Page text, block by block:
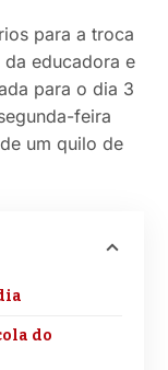
para a troca
educadora e
para o dia 3
feira
um quilo de
do